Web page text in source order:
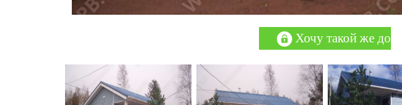
Хочу такой же дом